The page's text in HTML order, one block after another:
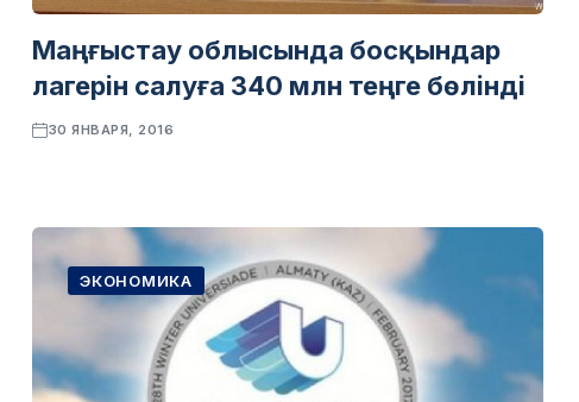
Маңғыстау облысында босқындар
лагерін салуға 340 млн теңге бөлінді
30 ЯНВАРЯ, 2016
ЭКОНОМИКА